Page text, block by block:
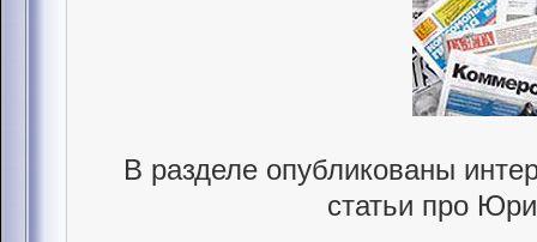
В разделе опубликованы
статьи про